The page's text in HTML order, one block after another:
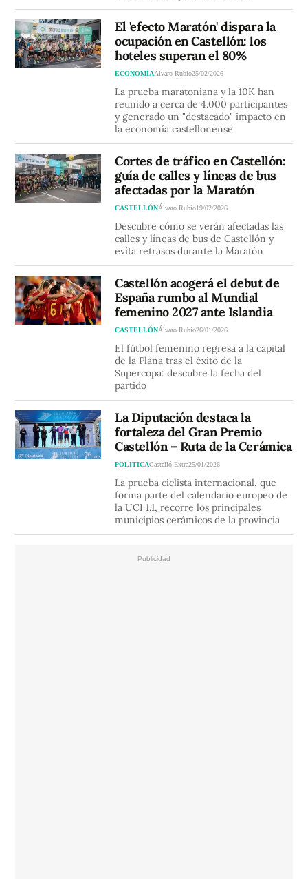
El 'efecto Maratón' dispara la
ocupación en Castellón: los
hoteles superan el 80%
ECONOMÍAÁlvaro Rubio25/02/2026
La prueba maratoniana y la 10K han
reunido a cerca de 4.000 participantes
y generado un "destacado" impacto en
la economía castellonense
Cortes de tráfico en Castellón:
guía de calles y líneas de bus
afectadas por la Maratón
CASTELLÓNÁlvaro Rubio19/02/2026
Descubre cómo se verán afectadas las
calles y líneas de bus de Castellón y
evita retrasos durante la Maratón
Castellón acogerá el debut de
España rumbo al Mundial
femenino 2027 ante Islandia
CASTELLÓNÁlvaro Rubio26/01/2026
El fútbol femenino regresa a la capital
de la Plana tras el éxito de la
Supercopa: descubre la fecha del
partido
La Diputación destaca la
fortaleza del Gran Premio
Castellón – Ruta de la Cerámica
POLITICACastelló Extra25/01/2026
La prueba ciclista internacional, que
forma parte del calendario europeo de
la UCI 1.1, recorre los principales
municipios cerámicos de la provincia